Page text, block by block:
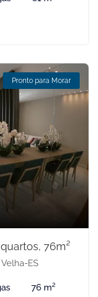
Pronto para Morar
76m²
ES
76 m²